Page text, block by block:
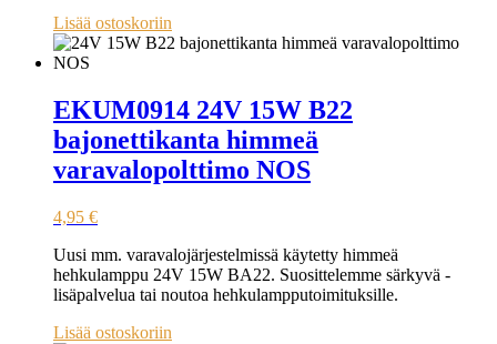
Lisää ostoskoriin
EKUM0914 24V 15W B22
bajonettikanta himmeä
varavalopolttimo NOS
4,95 €
Uusi mm. varavalojärjestelmissä käytetty himmeä
hehkulamppu 24V 15W BA22. Suosittelemme särkyvä -
lisäpalvelua tai noutoa hehkulampputoimituksille.
Lisää ostoskoriin